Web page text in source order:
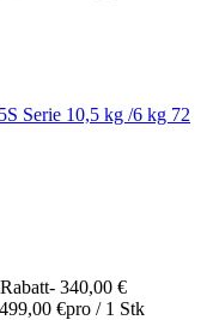
Serie 10,5 kg /6 kg 72
Rabatt- 340,00 €
499,00 €pro / 1 Stk